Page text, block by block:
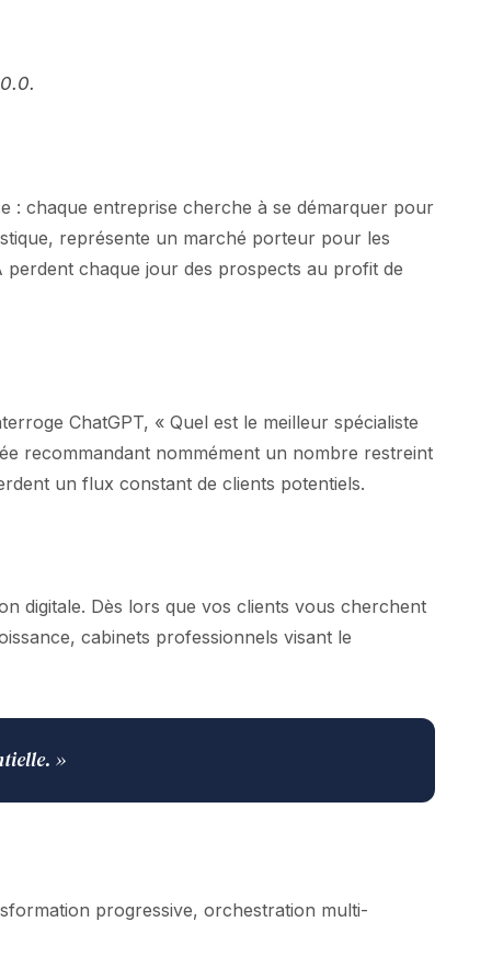
: chaque entreprise cherche à se démarquer pour
représente un marché porteur pour les
perdent chaque jour des prospects au profit de
ChatGPT, « Quel est le meilleur spécialiste
recommandant nommément un nombre restreint
un flux constant de clients potentiels.
digitale. Dès lors que vos clients vous cherchent
cabinets professionnels visant le
»
progressive, orchestration multi-